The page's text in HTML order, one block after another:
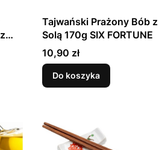
Tajwański Prażony Bób z
Solą 170g SIX FORTUNE
Cena
10,90 zł
Do koszyka